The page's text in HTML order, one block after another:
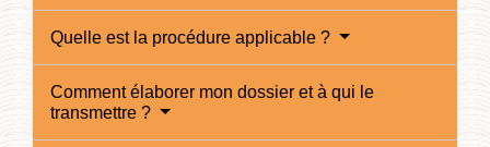
Quelle est la procédure applicable ?
Comment élaborer mon dossier et à qui le
transmettre ?